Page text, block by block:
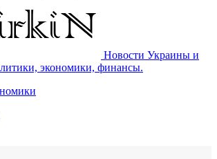
Новости Украины и
экономики, финансы.